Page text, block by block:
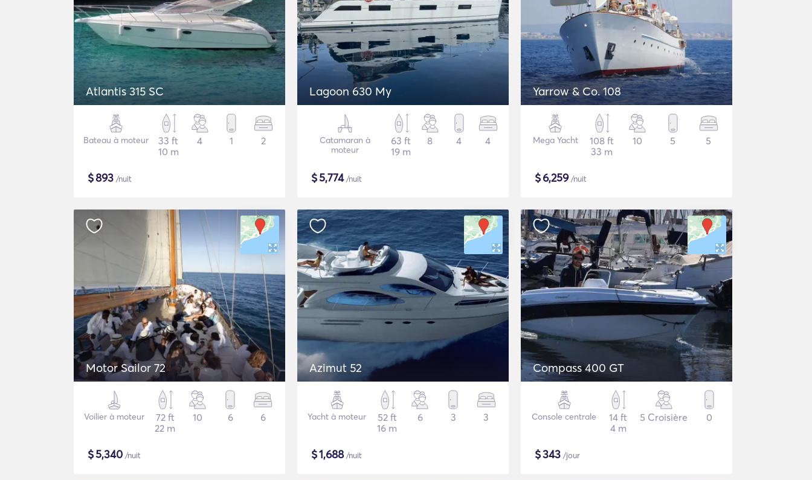
Atlantis 315 SC
Bateau à moteur
33 ft
10 m
4 1 2
$893 /nuit
Lagoon 630 My
Catamaran à
moteur
63 ft
19 m
8 4 4
$5,774/nuit
Yarrow & Co. 108
Mega Yacht
108 ft
33 m
10 5 5
$6,259/nuit
Motor Sailor 72
Voilier à moteur
72 ft
22 m
10 6 6
$5,340 /nuit
Azimut 52
Yacht à moteur
52 ft
16 m
6 3 3
$1,688/nuit
Compass 400 GT
Console centrale
14 ft
4 m
5 Croisière 0
$343 /jour